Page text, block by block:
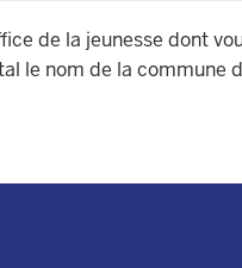
de la jeunesse dont
le nom de la commune